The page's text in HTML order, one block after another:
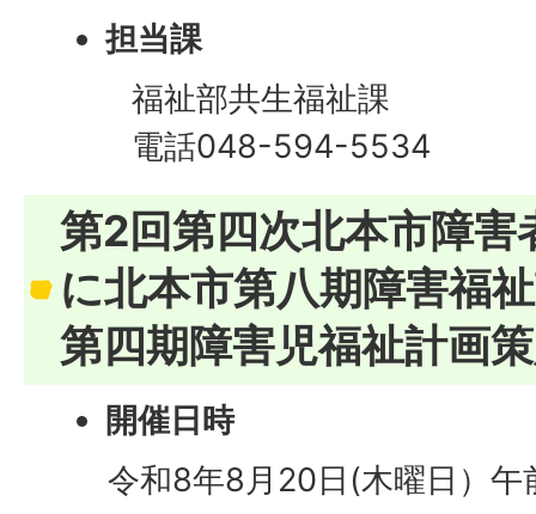
担当課
福祉部共生福祉課
電話048-594-5534
第2回第四次北本市障害
に北本市第八期障害福
第四期障害児福祉計画
開催日時
令和8年8月20日(木曜日）